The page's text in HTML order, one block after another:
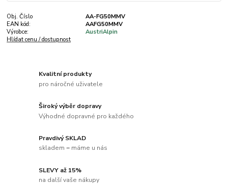
Obj. Číslo
AA-FG50MMV
EAN kód:
AAFG50MMV
Výrobce:
AustriAlpin
Hlídat cenu / dostupnost
Kvalitní produkty
pro náročné uživatele
Široký výběr dopravy
Výhodné dopravné pro každého
Pravdivý SKLAD
skladem = máme u nás
SLEVY až 15%
na další vaše nákupy